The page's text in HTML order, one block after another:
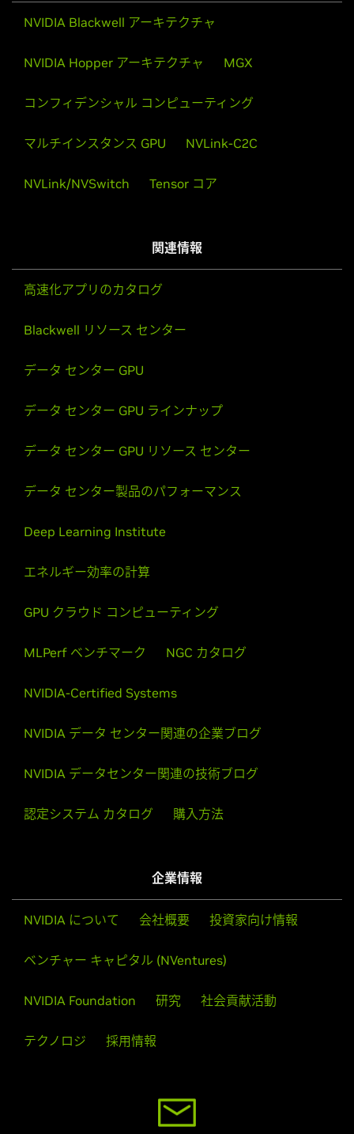
NVIDIA Blackwell アーキテクチャ
NVIDIA Hopper アーキテクチャ MGX
コンフィデンシャル コンピューティング
マルチインスタンス GPU NVLink-C2C
NVLink/NVSwitch Tensor コア
関連情報
高速化アプリのカタログ
Blackwell リソース センター
データ センター GPU
データ センター GPU ラインナップ
データ センター GPU リソース センター
データ センター製品のパフォーマンス
Deep Learning Institute
エネルギー効率の計算
GPU クラウド コンピューティング
MLPerf ベンチマーク NGC カタログ
NVIDIA-Certified Systems
NVIDIA データ センター関連の企業ブログ
NVIDIA データセンター関連の技術ブログ
認定システム カタログ 購入方法
企業情報
NVIDIA について 会社概要 投資家向け情報
ベンチャー キャピタル (NVentures)
NVIDIA Foundation 研究 社会貢献活動
テクノロジ 採用情報